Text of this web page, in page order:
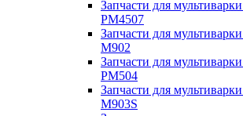
Запчасти для
PM4507
Запчасти для
M902
Запчасти для
PM504
Запчасти для
M903S